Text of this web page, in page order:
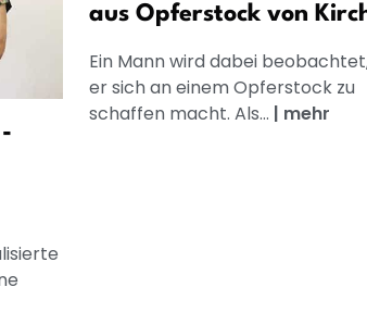
aus Opferstock von
Ein Mann wird dabei
er sich an einem Opferstock zu
schaffen macht. Als... | mehr